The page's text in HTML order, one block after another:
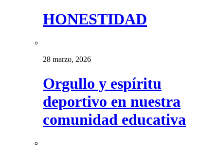
HONESTIDAD
28 marzo, 2026
Orgullo y espíritu
deportivo en nuestra
comunidad educativa